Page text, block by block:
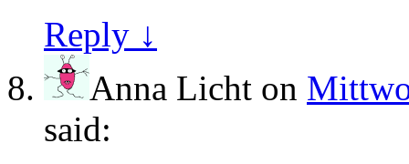
Reply ↓
Anna Licht on
said: